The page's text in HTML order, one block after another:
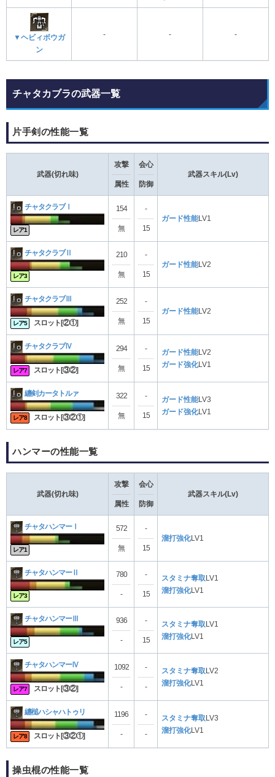
▼ヘビィボウガ
ン
- - -
チャタカブラの武器一覧
片手剣の性能一覧
武器(切れ味)
攻撃
属性
会心
防御
武器スキル(Lv)
チャタクラブⅠ
レア1
154
無
-
15
ガード性能 LV1
チャタクラブⅡ
レア3
210
無
-
15
ガード性能 LV2
チャタクラブⅢ
レア5 スロット[②①]
252
無
-
15
ガード性能 LV2
チャタクラブⅣ
レア7 スロット[③②]
294
無
-
15
ガード性能 LV2
ガード強化LV1
纏剣カータトルァ
レア8 スロット[③②①]
322
無
-
15
ガード性能 LV3
ガード強化LV1
ハンマーの性能一覧
武器(切れ味)
攻撃
属性
会心
防御
武器スキル(Lv)
チャタハンマーⅠ
レア1
572
無
-
15
溜打強化LV1
チャタハンマーⅡ
レア3
780
-
-
15
スタミナ奪取 LV1
溜打強化LV1
チャタハンマーⅢ
レア5
936
-
-
15
スタミナ奪取 LV1
溜打強化LV1
チャタハンマーⅣ
レア7 スロット[③②]
1092
-
-
-
スタミナ奪取 LV2
溜打強化LV1
纏槌ハシャハトゥリ
レア8 スロット[③②①]
1196
-
-
-
スタミナ奪取 LV3
溜打強化LV1
操虫棍の性能一覧